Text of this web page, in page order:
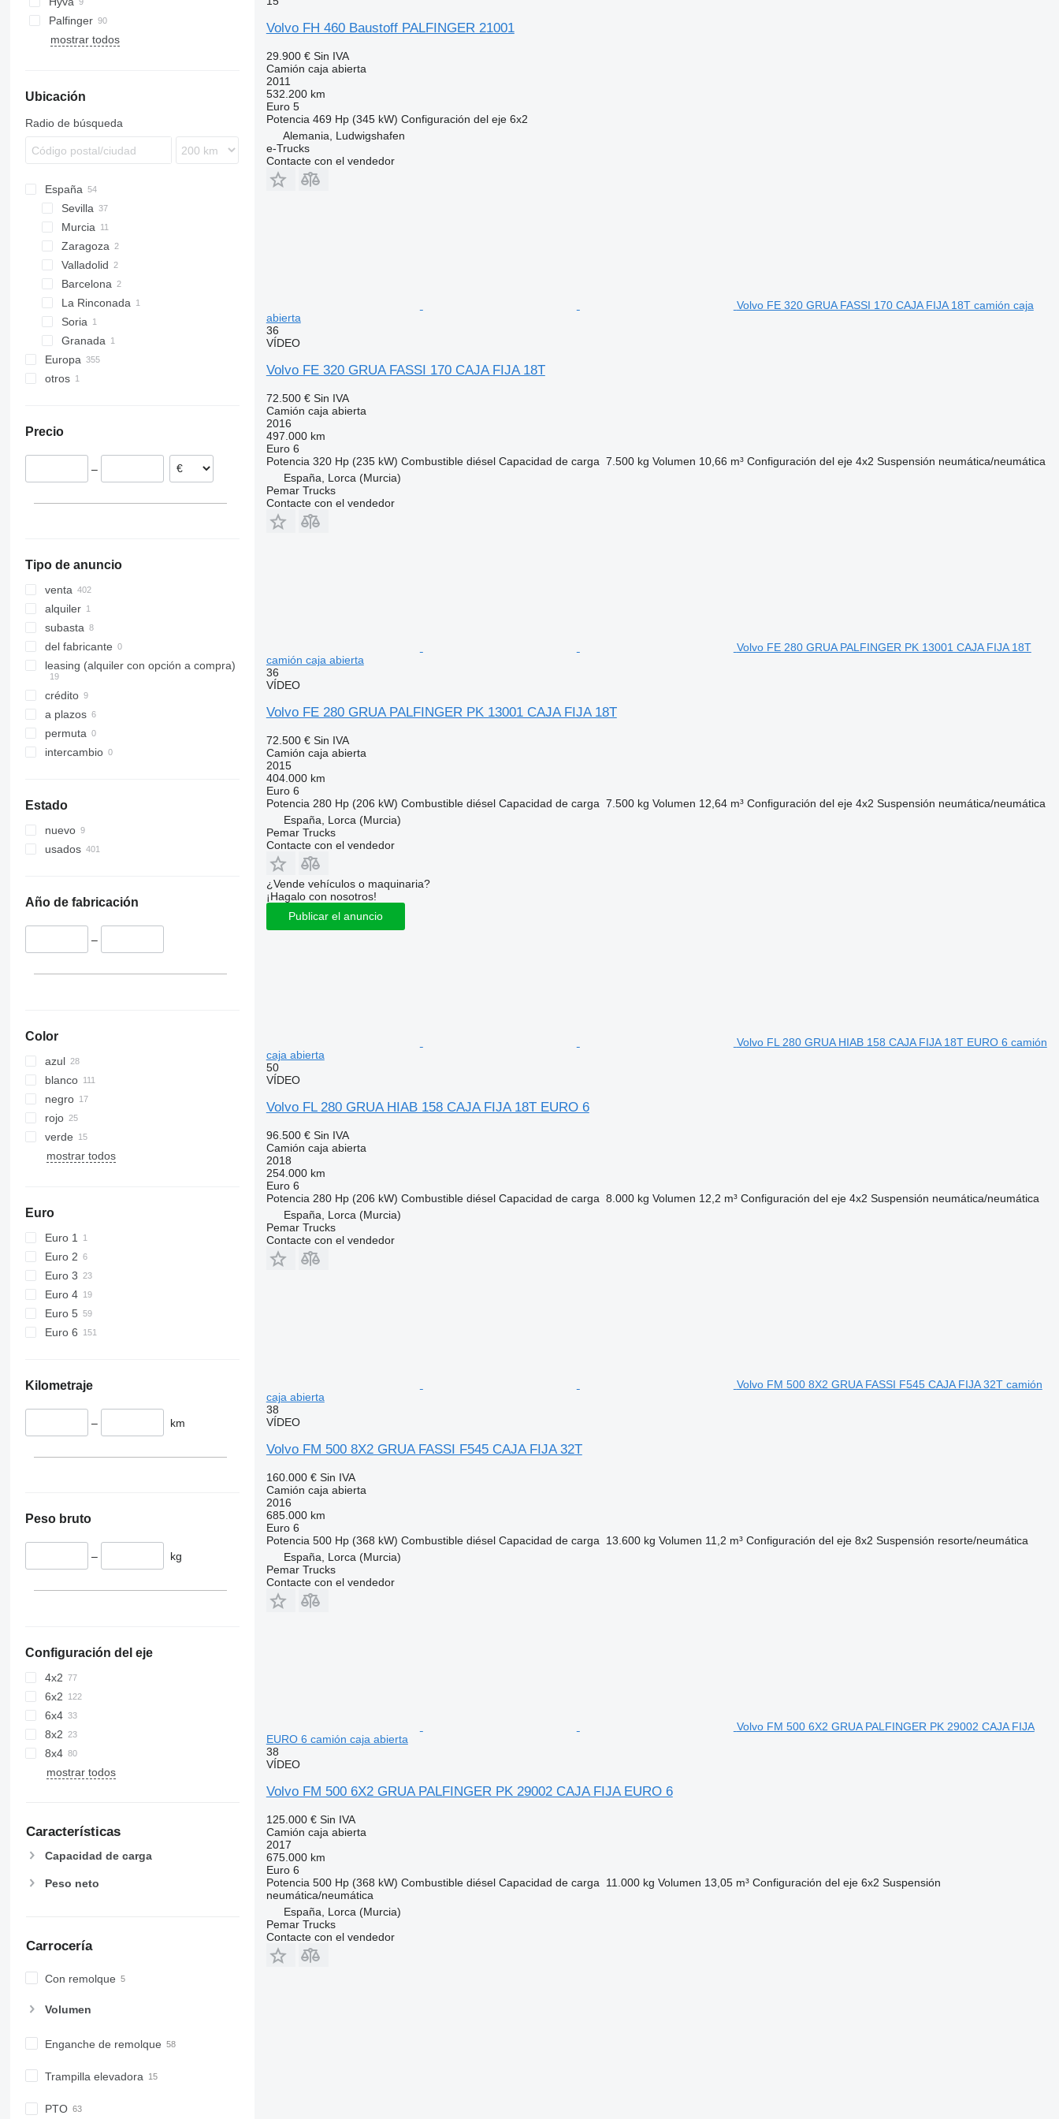
FH 540
FL614
FM 340
FM 420
FM 440
FM 450
FM 480
FM 500
FMX 500
Palfinger
mostrar todos
Ubicación
Radio de búsqueda
España
Sevilla
Murcia
Zaragoza
Valladolid
Barcelona
La Rinconada
Soria
Granada
Europa
Noruega
Alemania
otros
Precio
–
Tipo de anuncio
venta
alquiler
subasta
del fabricante
leasing (alquiler con opción a compra)
crédito
a plazos
permuta
intercambio
Estado
nuevo
usados
Año de fabricación
–
Color
azul
blanco
negro
rojo
verde
mostrar todos
Euro
Euro 1
Euro 2
Euro 3
Euro 4
Euro 5
Euro 6
Kilometraje
– km
Peso bruto
– kg
Configuración del eje
4x2
6x2
6x4
8x2
8x4
mostrar todos
Características
Capacidad de carga
Peso neto
Carrocería
Con remolque
Volumen
Enganche de remolque
Trampilla elevadora
PTO
Volvo FH 460 Baustoff PALFINGER 21001
29.900 € Sin IVA
Camión caja abierta
2011
532.200 km
Euro 5
Potencia 469 Hp (345 kW) Configuración del eje 6x2
Alemania, Ludwigshafen
e-Trucks
Contacte con el vendedor
Volvo FE 320 GRUA FASSI 170 CAJA FIJA 18T camión caja
abierta
36
VÍDEO
Volvo FE 320 GRUA FASSI 170 CAJA FIJA 18T
72.500 € Sin IVA
Camión caja abierta
2016
497.000 km
Euro 6
Potencia 320 Hp (235 kW) Combustible diésel Capacidad de carga 7.500 kg Volumen 10,66 m³ Configuración del eje 4x2 Suspensión neumática/neumática
España, Lorca (Murcia)
Pemar Trucks
Contacte con el vendedor
Volvo FE 280 GRUA PALFINGER PK 13001 CAJA FIJA 18T
camión caja abierta
36
VÍDEO
Volvo FE 280 GRUA PALFINGER PK 13001 CAJA FIJA 18T
72.500 € Sin IVA
Camión caja abierta
2015
404.000 km
Euro 6
Potencia 280 Hp (206 kW) Combustible diésel Capacidad de carga 7.500 kg Volumen 12,64 m³ Configuración del eje 4x2 Suspensión neumática/neumática
España, Lorca (Murcia)
Pemar Trucks
Contacte con el vendedor
¿Vende vehículos o maquinaria?
¡Hagalo con nosotros!
Publicar el anuncio
Volvo FL 280 GRUA HIAB 158 CAJA FIJA 18T EURO 6 camión
caja abierta
50
VÍDEO
Volvo FL 280 GRUA HIAB 158 CAJA FIJA 18T EURO 6
96.500 € Sin IVA
Camión caja abierta
2018
254.000 km
Euro 6
Potencia 280 Hp (206 kW) Combustible diésel Capacidad de carga 8.000 kg Volumen 12,2 m³ Configuración del eje 4x2 Suspensión neumática/neumática
España, Lorca (Murcia)
Pemar Trucks
Contacte con el vendedor
Volvo FM 500 8X2 GRUA FASSI F545 CAJA FIJA 32T camión
caja abierta
38
VÍDEO
Volvo FM 500 8X2 GRUA FASSI F545 CAJA FIJA 32T
160.000 € Sin IVA
Camión caja abierta
2016
685.000 km
Euro 6
Potencia 500 Hp (368 kW) Combustible diésel Capacidad de carga 13.600 kg Volumen 11,2 m³ Configuración del eje 8x2 Suspensión resorte/neumática
España, Lorca (Murcia)
Pemar Trucks
Contacte con el vendedor
Volvo FM 500 6X2 GRUA PALFINGER PK 29002 CAJA FIJA
EURO 6 camión caja abierta
38
VÍDEO
Volvo FM 500 6X2 GRUA PALFINGER PK 29002 CAJA FIJA EURO 6
125.000 € Sin IVA
Camión caja abierta
2017
675.000 km
Euro 6
Potencia 500 Hp (368 kW) Combustible diésel Capacidad de carga 11.000 kg Volumen 13,05 m³ Configuración del eje 6x2 Suspensión
neumática/neumática
España, Lorca (Murcia)
Pemar Trucks
Contacte con el vendedor